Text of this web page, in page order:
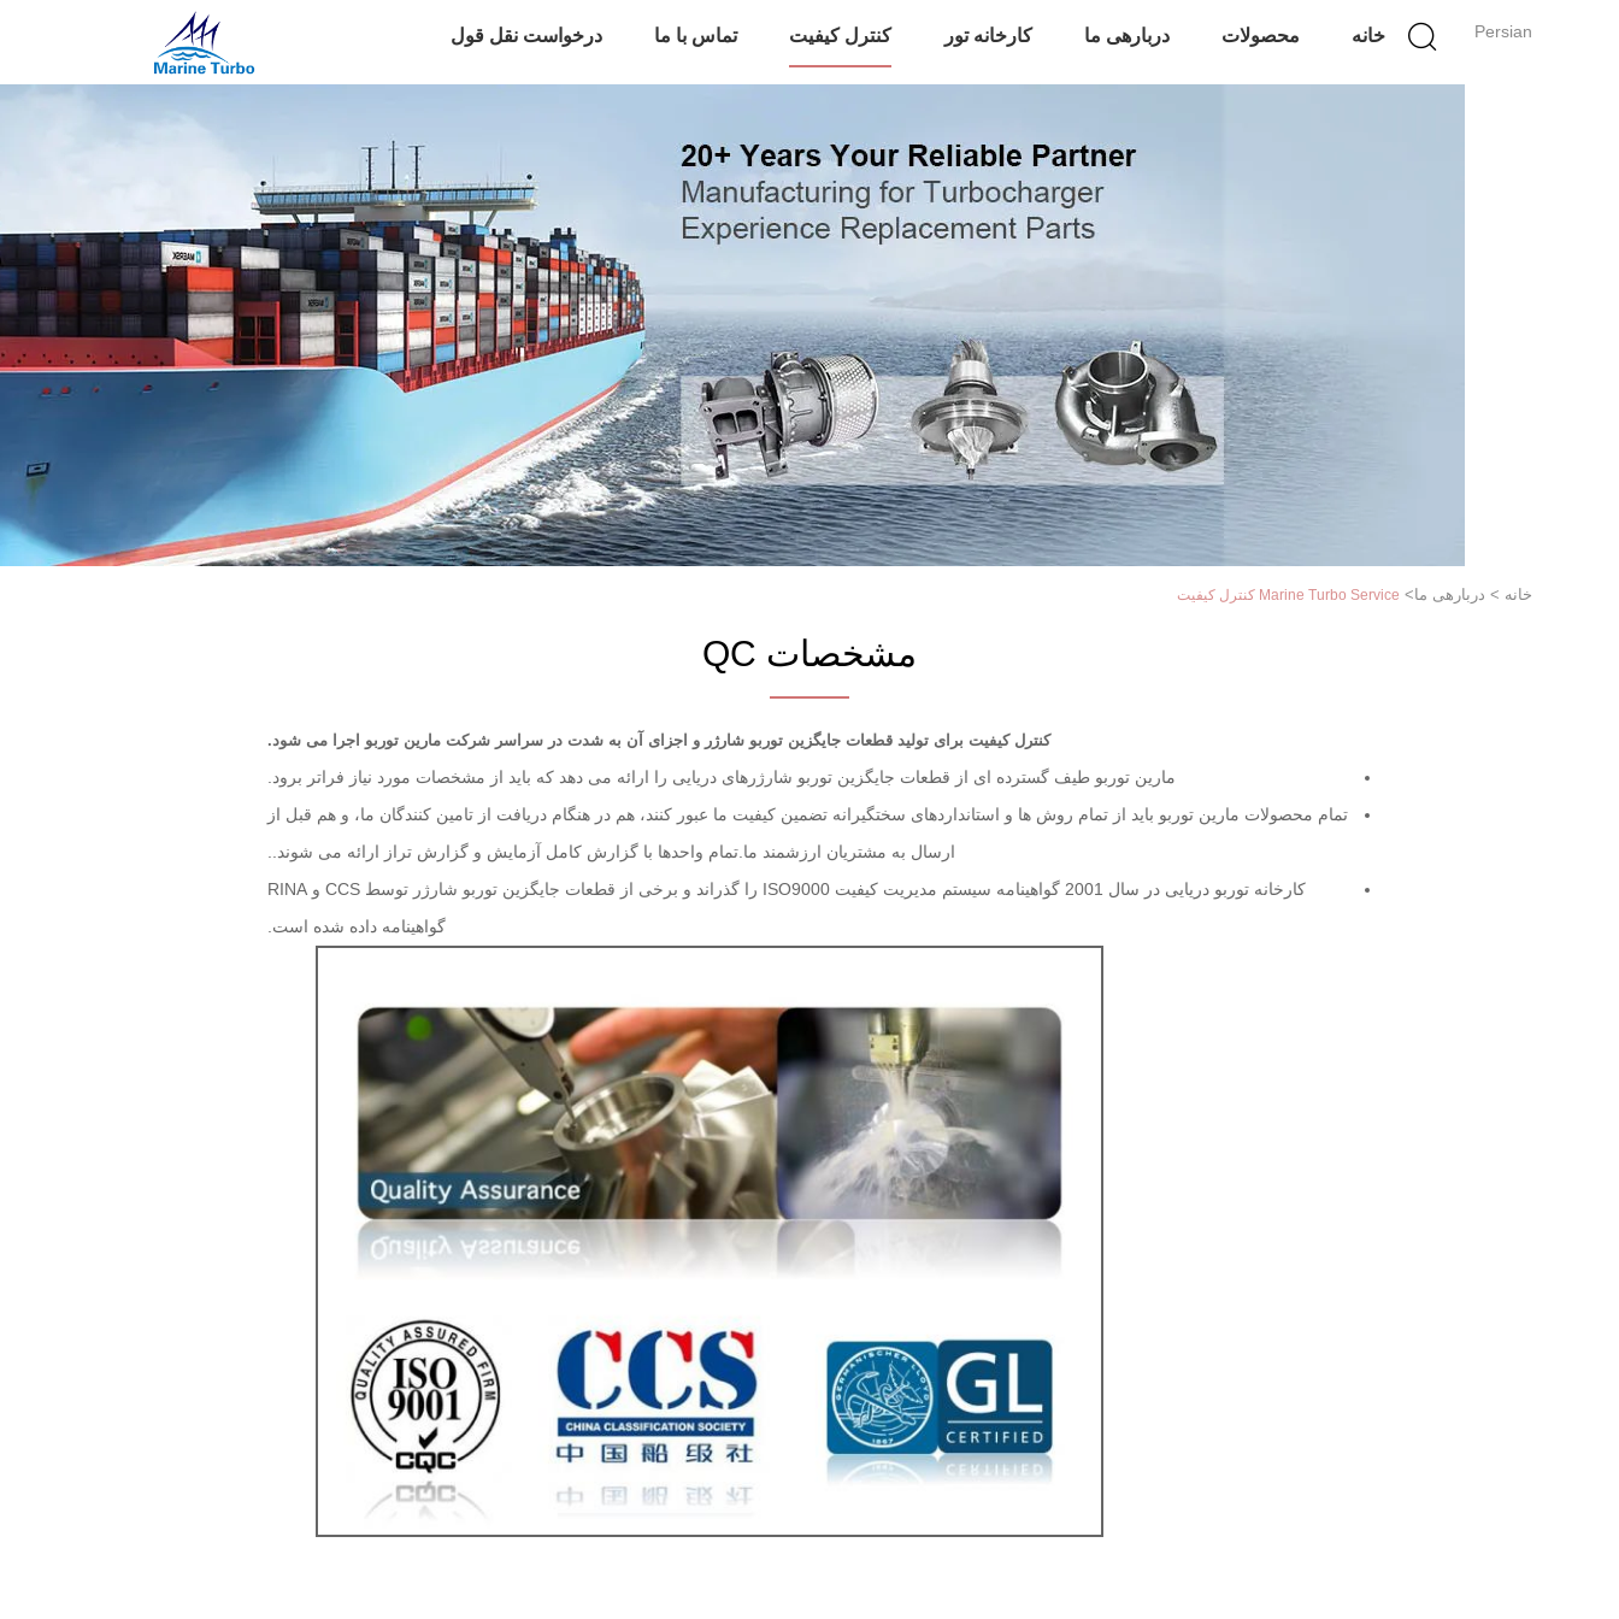
Persian خانه محصولات دربارهی ما کارخانه تور کنترل کیفیت تماس با ما درخواست نقل قول
خانه > دربارهی ما> Marine Turbo Service کنترل کیفیت
مشخصات QC
کنترل کیفیت برای تولید قطعات جایگزین توربو شارژر و اجزای آن به شدت در سراسر شرکت مارین توربو اجرا می شود.
مارین توربو طیف گسترده ای از قطعات جایگزین توربو شارژرهای دریایی را ارائه می دهد که باید از مشخصات مورد نیاز فراتر برود.
تمام محصولات مارین توربو باید از تمام روش ها و استانداردهای سختگیرانه تضمین کیفیت ما عبور کنند، هم در هنگام دریافت از تامین کنندگان ما، و هم قبل از
ارسال به مشتریان ارزشمند ما.تمام واحدها با گزارش کامل آزمایش و گزارش تراز ارائه می شوند..
کارخانه توربو دریایی در سال 2001 گواهینامه سیستم مدیریت کیفیت ISO9000 را گذراند و برخی از قطعات جایگزین توربو شارژر توسط CCS و RINA
گواهینامه داده شده است.